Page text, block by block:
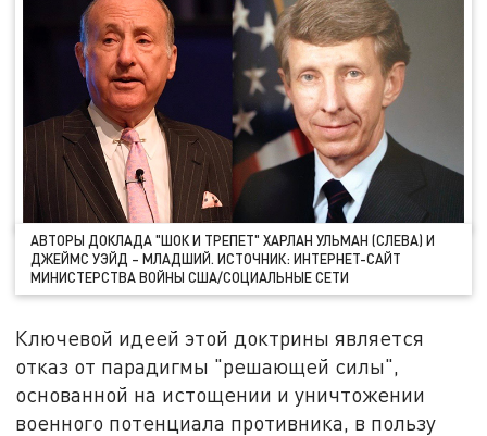
АВТОРЫ ДОКЛАДА "ШОК И ТРЕПЕТ" ХАРЛАН УЛЬМАН (СЛЕВА) И
ДЖЕЙМС УЭЙД – МЛАДШИЙ. ИСТОЧНИК: ИНТЕРНЕТ-САЙТ
МИНИСТЕРСТВА ВОЙНЫ США/СОЦИАЛЬНЫЕ СЕТИ
Ключевой идеей этой доктрины является
отказ от парадигмы "решающей силы",
основанной на истощении и уничтожении
военного потенциала противника, в пользу